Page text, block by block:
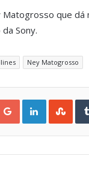
que
Sony.
Ney Matogrosso
Google+ LinkedIn StumbleUpon